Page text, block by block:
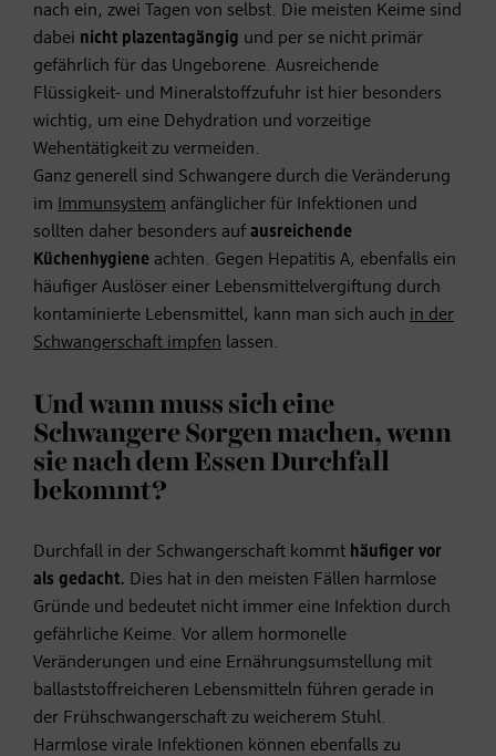
nach ein, zwei Tagen von selbst. Die meisten Keime sind
dabei nicht plazentagängig und per se nicht primär
gefährlich für das Ungeborene. Ausreichende
Flüssigkeit- und Mineralstoffzufuhr ist hier besonders
wichtig, um eine Dehydration und vorzeitige
Wehentätigkeit zu vermeiden.
Ganz generell sind Schwangere durch die Veränderung
im
Immunsystem anfänglicher für Infektionen und
sollten daher besonders auf ausreichende
Küchenhygiene achten. Gegen Hepatitis A, ebenfalls ein
häufiger Auslöser einer Lebensmittelvergiftung durch
kontaminierte Lebensmittel, kann man sich auch in der
Schwangerschaft impfen lassen.
Und wann muss sich eine
Schwangere Sorgen machen, wenn
sie nach dem Essen Durchfall
bekommt?
Durchfall in der Schwangerschaft kommt häufiger vor
als gedacht. Dies hat in den meisten Fällen harmlose
Gründe und bedeutet nicht immer eine Infektion durch
gefährliche Keime. Vor allem hormonelle
Veränderungen und eine Ernährungsumstellung mit
ballaststoffreicheren Lebensmitteln führen gerade in
der Frühschwangerschaft zu weicherem Stuhl.
Harmlose virale Infektionen können ebenfalls zu